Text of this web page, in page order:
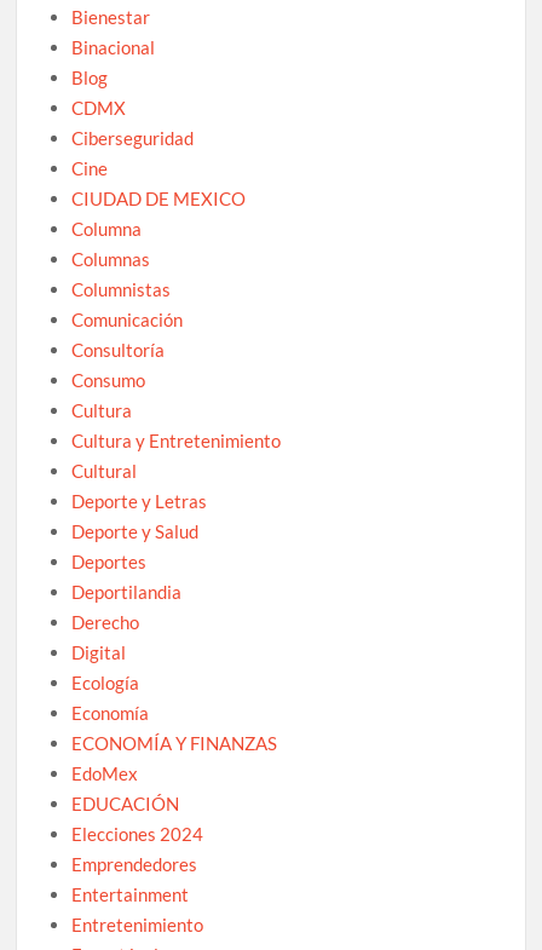
Bienestar
Binacional
Blog
CDMX
Ciberseguridad
Cine
CIUDAD DE MEXICO
Columna
Columnas
Columnistas
Comunicación
Consultoría
Consumo
Cultura
Cultura y Entretenimiento
Cultural
Deporte y Letras
Deporte y Salud
Deportes
Deportilandia
Derecho
Digital
Ecología
Economía
ECONOMÍA Y FINANZAS
EdoMex
EDUCACIÓN
Elecciones 2024
Emprendedores
Entertainment
Entretenimiento